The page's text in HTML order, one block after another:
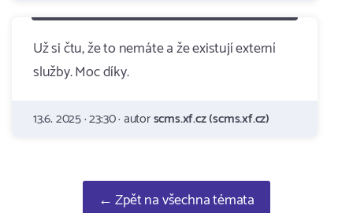
Už si čtu, že to nemáte a že existují externí
služby. Moc díky.
13.6. 2025 · 23:30 · autorscms.xf.cz (scms.xf.cz)
← Zpět na všechna témata